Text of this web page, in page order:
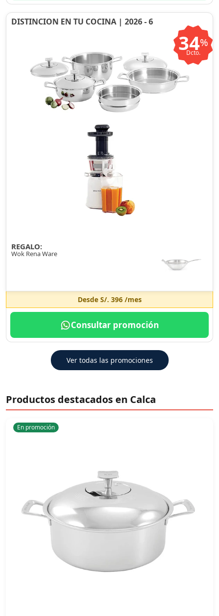
DISTINCION EN TU COCINA | 2026 - 6
34%
Dcto.
REGALO:
Wok Rena Ware
Desde S/. 396/mes
Consultar promoción
Ver todas las promociones
Productos destacados en Calca
En promoción